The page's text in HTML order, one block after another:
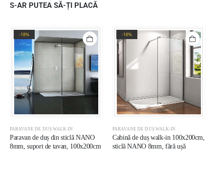
S-AR PUTEA SĂ-ȚI PLACĂ
-18%
PARAVANE DE DUȘ WALK-IN
Paravan de duș din sticlă NANO
8mm, suport de tavan, 100x200cm
-18%
PARAVANE DE DUȘ WALK-IN
Cabină de duș walk-in 100x200cm,
sticlă NANO 8mm, fără ușă